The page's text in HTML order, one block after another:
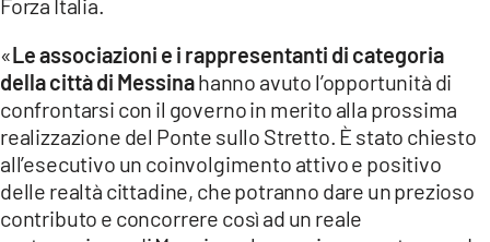
Forza Italia.
«Le associazioni e i rappresentanti di categoria
della città di Messinahanno avuto l’opportunità di
confrontarsi con il governo in merito alla prossima
realizzazione del Ponte sullo Stretto. È stato chiesto
all’esecutivo un coinvolgimento attivo e positivo
delle realtà cittadine, che potranno dare un prezioso
contributo e concorrere così ad un reale